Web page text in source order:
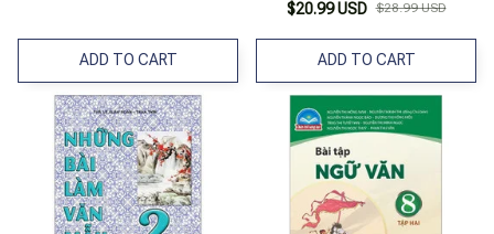
ADD TO CART
$20.99 USD $28.99 USD
ADD TO CART